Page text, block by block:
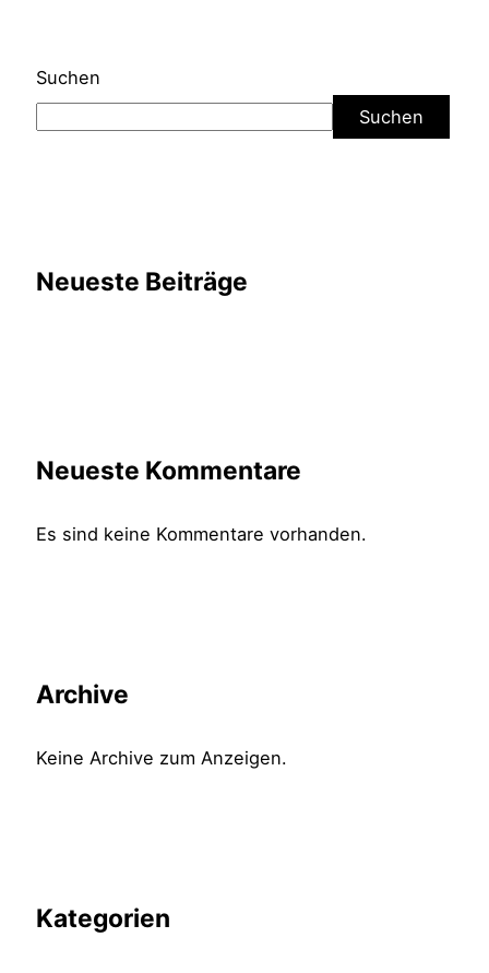
Suchen
Suchen
Neueste Beiträge
Neueste Kommentare
Es sind keine Kommentare vorhanden.
Archive
Keine Archive zum Anzeigen.
Kategorien